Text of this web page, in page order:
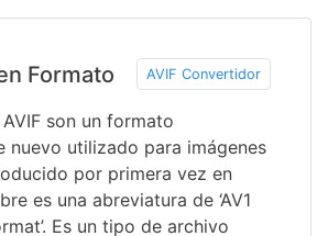
Formato AVIF Convertidor
son un formato
nuevo utilizado para imágenes
por primera vez en
es una abreviatura de ‘AV1
Es un tipo de archivo